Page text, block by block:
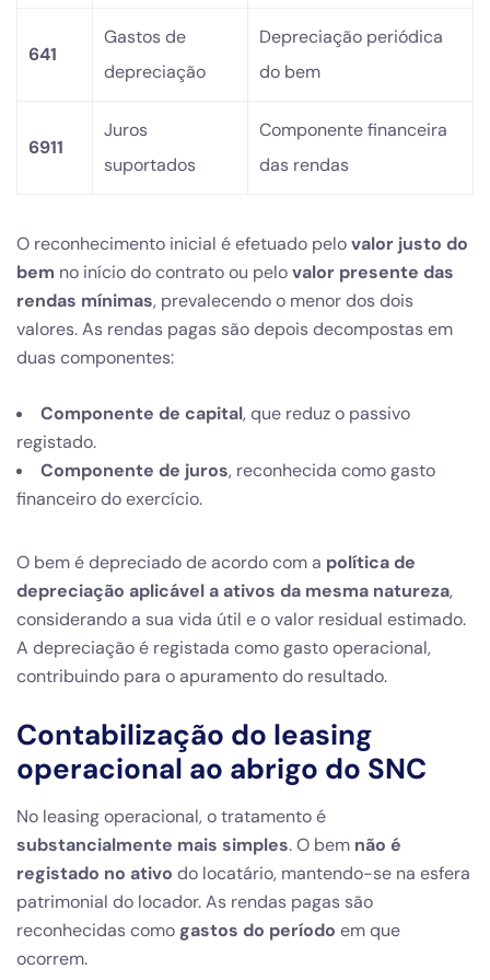
641
Gastos de
depreciação
Depreciação periódica
do bem
6911
Juros
suportados
Componente financeira
das rendas
O reconhecimento inicial é efetuado pelovalor justo do
bem no início do contrato ou pelovalor presente das
rendas mínimas, prevalecendo o menor dos dois
valores. As rendas pagas são depois decompostas em
duas componentes:
Componente de capital, que reduz o passivo
registado.
Componente de juros, reconhecida como gasto
financeiro do exercício.
O bem é depreciado de acordo com a política de
depreciação aplicável a ativos da mesma natureza,
considerando a sua vida útil e o valor residual estimado.
A depreciação é registada como gasto operacional,
contribuindo para o apuramento do resultado.
Contabilização do leasing
operacional ao abrigo do SNC
No leasing operacional, o tratamento é
substancialmente mais simples. O bem não é
registado no ativo do locatário, mantendo-se na esfera
patrimonial do locador. As rendas pagas são
reconhecidas comogastos do período em que
ocorrem.